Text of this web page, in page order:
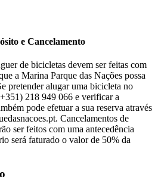
e Cancelamento
de bicicletas devem ser feitas com
a Marina Parque das Nações possa
pretender alugar uma bicicleta no
218 949 066 e verificar a
pode efetuar a sua reserva através
Cancelamentos de
ser feitos com uma antecedência
será faturado o valor de 50% da